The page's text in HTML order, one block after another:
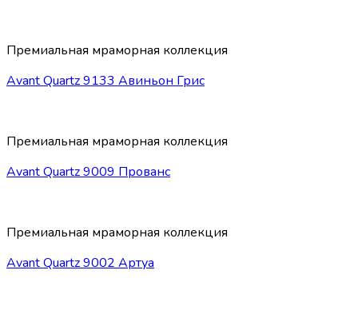
Премиальная мраморная коллекция
Avant Quartz 9133 Авиньон Грис
Премиальная мраморная коллекция
Avant Quartz 9009 Прованс
Премиальная мраморная коллекция
Avant Quartz 9002 Артуа